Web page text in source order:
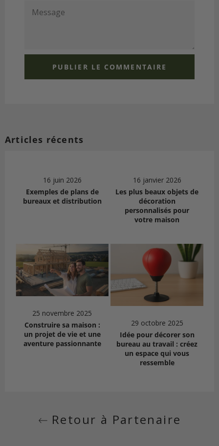
Articles récents
16 juin 2026
Exemples de plans de
bureaux et distribution
16 janvier 2026
Les plus beaux objets de
décoration
personnalisés pour
votre maison
25 novembre 2025
Construire sa maison :
un projet de vie et une
aventure passionnante
29 octobre 2025
Idée pour décorer son
bureau au travail : créez
un espace qui vous
ressemble
Retour à Partenaire